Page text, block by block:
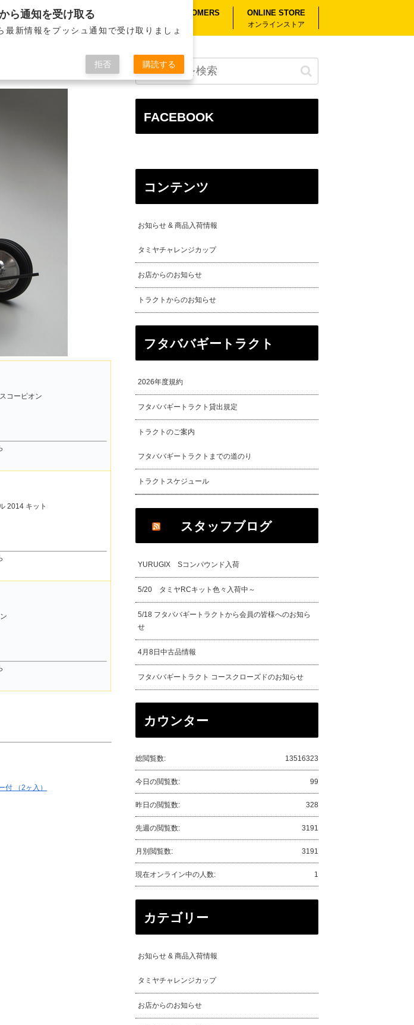
MAIL ORDER
通信販売
ALL OVERSEAS CUSTOMERS ONLINE STORE
オンラインストア
コーピオン
2014 キット
（2ヶ入）
FACEBOOK
コンテンツ
お知らせ & 商品入荷情報
タミヤチャレンジカップ
お店からのお知らせ
トラクトからのお知らせ
フタババギートラクト
2026年度規約
フタババギートラクト貸出規定
トラクトのご案内
フタババギートラクトまでの道のり
トラクトスケジュール
スタッフブログ
YURUGIX Sコンパウンド入荷
5/20 タミヤRCキット色々入荷中～
5/18 フタババギートラクトから会員の皆様へのお知ら
せ
4月8日中古品情報
フタババギートラクト コースクローズドのお知らせ
カウンター
13516323
総閲覧数:
99
今日の閲覧数:
328
昨日の閲覧数:
3191
先週の閲覧数:
3191
月別閲覧数:
1
現在オンライン中の人数:
カテゴリー
お知らせ & 商品入荷情報
タミヤチャレンジカップ
お店からのお知らせ
ら通知を受け取る
最新情報をプッシュ通知で受け取りましょ
拒否 購読する